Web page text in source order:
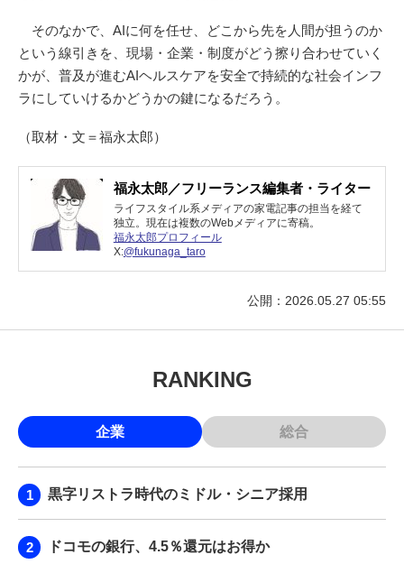
そのなかで、AIに何を任せ、どこから先を人間が担うのか
という線引きを、現場・企業・制度がどう擦り合わせていく
かが、普及が進むAIヘルスケアを安全で持続的な社会インフ
ラにしていけるかどうかの鍵になるだろう。
（取材・文＝福永太郎）
福永太郎／フリーランス編集者・ライター
ライフスタイル系メディアの家電記事の担当を経て
独立。現在は複数のWebメディアに寄稿。
福永太郎プロフィール
X:@fukunaga_taro
公開：2026.05.27 05:55
RANKING
企業 総合
黒字リストラ時代のミドル・シニア採用
ドコモの銀行、4.5％還元はお得か